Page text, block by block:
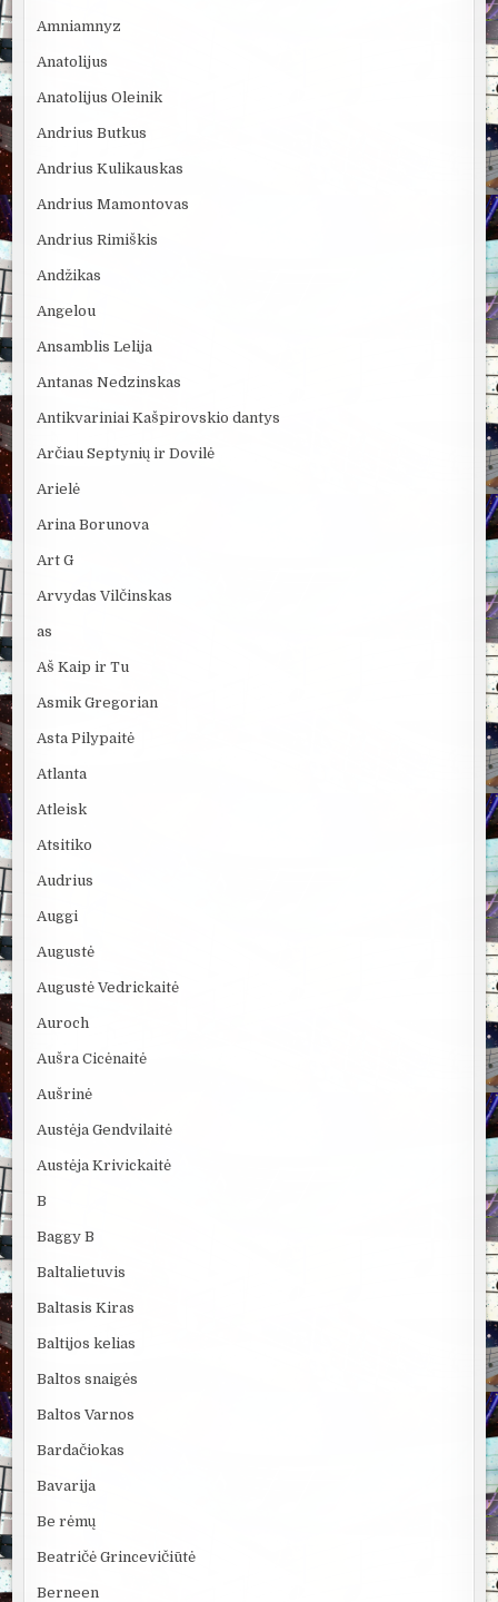
Amniamnyz
Anatolijus
Anatolijus Oleinik
Andrius Butkus
Andrius Kulikauskas
Andrius Mamontovas
Andrius Rimiškis
Andžikas
Angelou
Ansamblis Lelija
Antanas Nedzinskas
Antikvariniai Kašpirovskio dantys
Arčiau Septynių ir Dovilė
Arielė
Arina Borunova
Art G
Arvydas Vilčinskas
as
Aš Kaip ir Tu
Asmik Gregorian
Asta Pilypaitė
Atlanta
Atleisk
Atsitiko
Audrius
Auggi
Augustė
Augustė Vedrickaitė
Auroch
Aušra Cicėnaitė
Aušrinė
Austėja Gendvilaitė
Austėja Krivickaitė
B
Baggy B
Baltalietuvis
Baltasis Kiras
Baltijos kelias
Baltos snaigės
Baltos Varnos
Bardačiokas
Bavarija
Be rėmų
Beatričė Grincevičiūtė
Berneen